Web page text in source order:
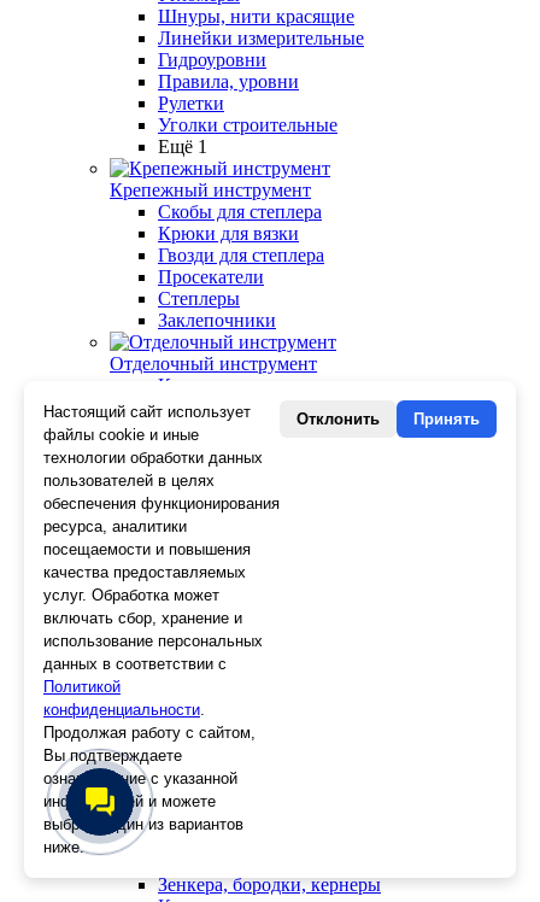
Шнуры, нити красящие
Линейки измерительные
Гидроуровни
Правила, уровни
Рулетки
Уголки строительные
Ещё 1
Крепежный инструмент
Скобы для степлера
Крюки для вязки
Гвозди для степлера
Просекатели
Степлеры
Заклепочники
Отделочный инструмент
Клеевые пистолеты и стержни
СВП, крестики, клинья
Средства защиты
Скребки
Лезвия
Лента малярная, скотч
Стеклорезы
Плиткорезы
Пистолеты для герметика и пены
Шила
Стеклоткань, серпянка
Ещё 2
Слесарный инструмент
Болторезы
Длинногубцы
Круглогубцы
Тонкогубцы, утконосы
Бокорезы
Кувалды
Зенкера, бородки, кернеры
Настоящий сайт использует
файлы cookie и иные
технологии обработки данных
пользователей в целях
обеспечения функционирования
ресурса, аналитики
посещаемости и повышения
качества предоставляемых
услуг. Обработка может
включать сбор, хранение и
использование персональных
данных в соответствии с
Политикой
конфиденциальности.
Продолжая работу с сайтом,
Вы подтверждаете
ознакомление с указанной
информацией и можете
выбрать один из вариантов
ниже.
Отклонить Принять